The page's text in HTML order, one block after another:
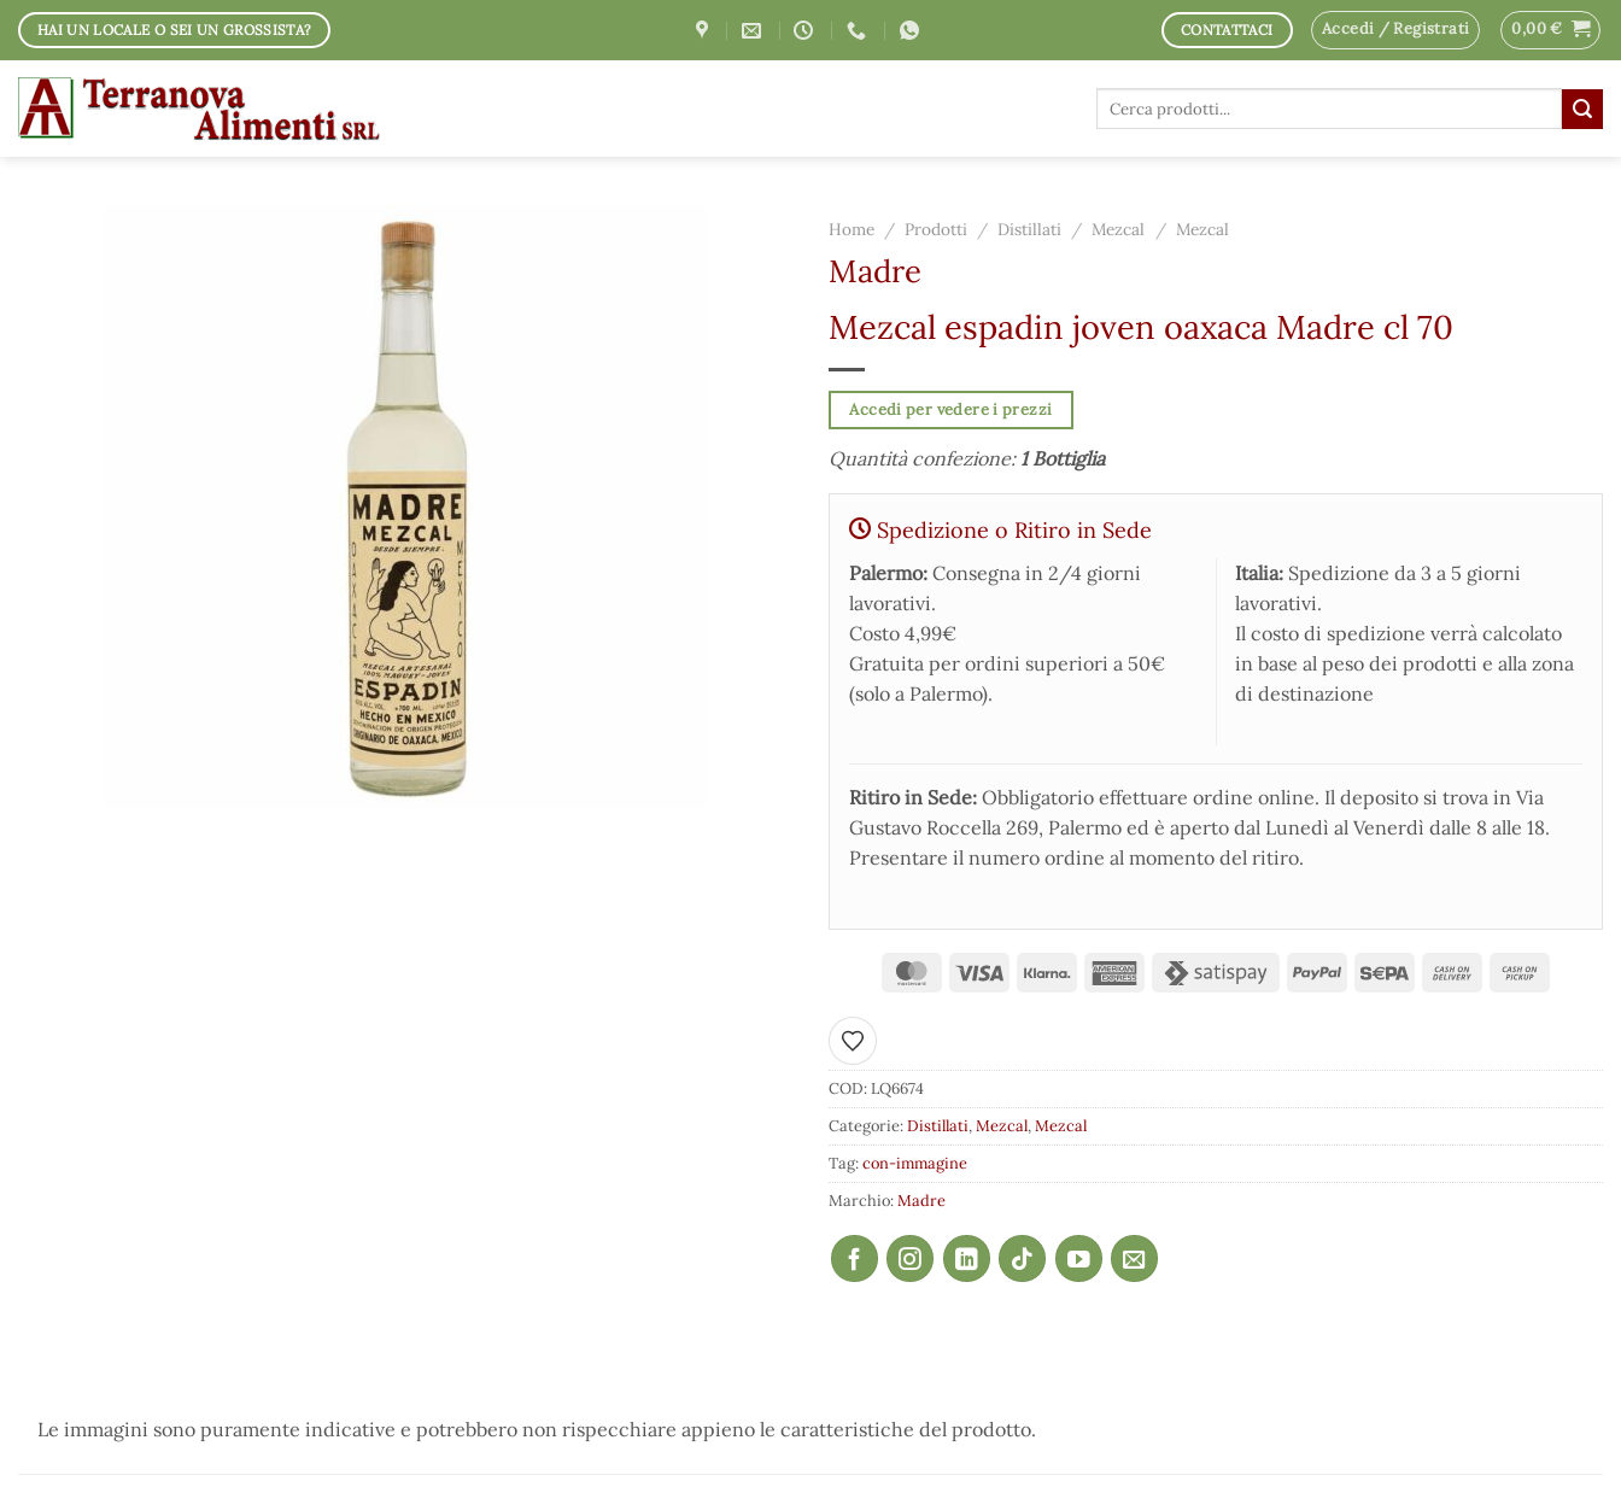
Salta
contenuti
HAI UN LOCALE O SEI UN GROSSISTA? CONTATTACI Accedi / Registrati 0,00€
Cerca:
Home / Prodotti / Distillati / Mezcal / Mezcal
Madre
Mezcal espadin joven oaxaca Madre cl 70
Accedi per vedere i prezzi
Quantità confezione: 1 Bottiglia
Spedizione o Ritiro in Sede
Palermo: Consegna in 2/4 giorni
lavorativi.
Costo 4,99€
Gratuita per ordini superiori a 50€
(solo a Palermo).
Italia: Spedizione da 3 a 5 giorni
lavorativi.
Il costo di spedizione verrà calcolato
in base al peso dei prodotti e alla zona
di destinazione
Ritiro in Sede: Obbligatorio effettuare ordine online. Il deposito si trova in Via
Gustavo Roccella 269, Palermo ed è aperto dal Lunedì al Venerdì dalle 8 alle 18.
Presentare il numero ordine al momento del ritiro.
Aggiungi ai preferiti
COD:LQ6674
Categorie:Distillati,Mezcal,Mezcal
Tag:con-immagine
Marchio:Madre
Le immagini sono puramente indicative e potrebbero non rispecchiare appieno le caratteristiche del prodotto.